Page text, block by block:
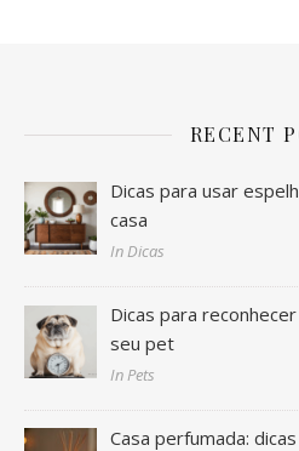
RECENT
Dicas para usar
casa
In Dicas
Dicas para
seu pet
In Pets
Casa perfumada: